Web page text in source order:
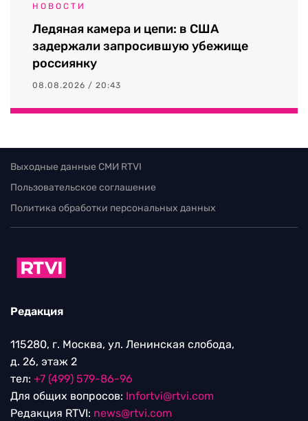
НОВОСТИ
Ледяная камера и цепи: в США
задержали запросившую убежище
россиянку
08.08.2026 / 20:43
Выходные данные СМИ RTVI
Пользовательское соглашение
Политика обработки персональных данных
Редакция
115280, г. Москва, ул. Ленинская слобода,
д. 26, этаж 2
тел: +7 (499) 579-86-96
Для общих вопросов: Infortvi@rtvi.com
Редакция RTVI: news@rtvi.com